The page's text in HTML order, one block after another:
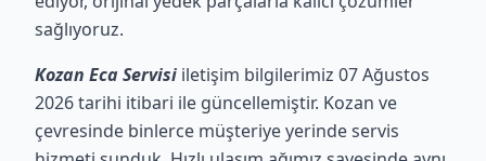
sağlıyoruz.
Kozan Eca Servisi iletişim bilgilerimiz 07 Ağustos
2026 tarihi itibari ile güncellemiştir. Kozan ve
çevresinde binlerce müşteriye yerinde servis